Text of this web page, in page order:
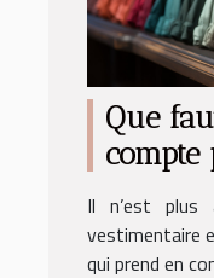
Que
mode
Il n’est plus
vestimentaire
qui prend en